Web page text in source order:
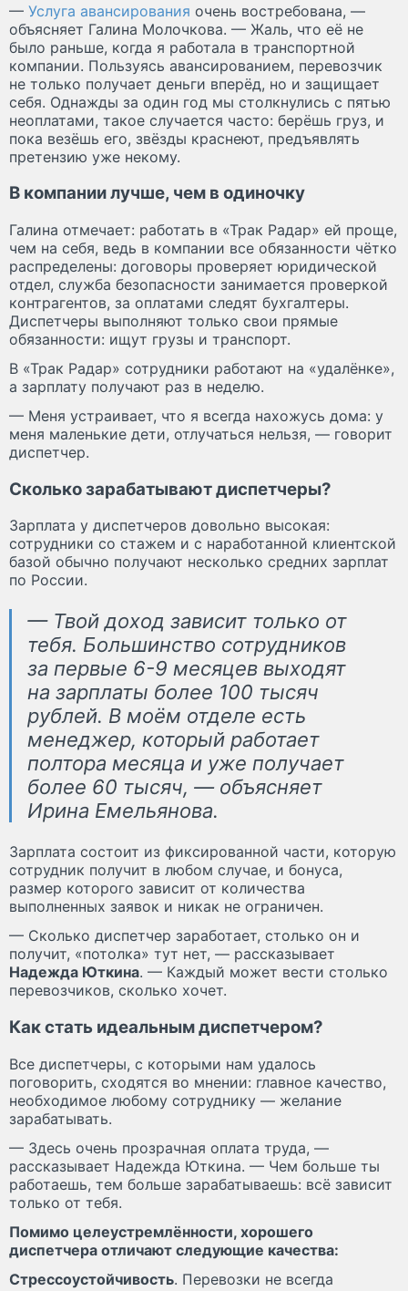
— Услуга авансирования очень востребована, —
объясняет Галина Молочкова. — Жаль, что её не
было раньше, когда я работала в транспортной
компании. Пользуясь авансированием, перевозчик
не только получает деньги вперёд, но и защищает
себя. Однажды за один год мы столкнулись с пятью
неоплатами, такое случается часто: берёшь груз, и
пока везёшь его, звёзды краснеют, предъявлять
претензию уже некому.
В компании лучше, чем в одиночку
Галина отмечает: работать в «Трак Радар» ей проще,
чем на себя, ведь в компании все обязанности чётко
распределены: договоры проверяет юридической
отдел, служба безопасности занимается проверкой
контрагентов, за оплатами следят бухгалтеры.
Диспетчеры выполняют только свои прямые
обязанности: ищут грузы и транспорт.
В «Трак Радар» сотрудники работают на «удалёнке»,
а зарплату получают раз в неделю.
— Меня устраивает, что я всегда нахожусь дома: у
меня маленькие дети, отлучаться нельзя, — говорит
диспетчер.
Сколько зарабатывают диспетчеры?
Зарплата у диспетчеров довольно высокая:
сотрудники со стажем и с наработанной клиентской
базой обычно получают несколько средних зарплат
по России.
— Твой доход зависит только от
тебя. Большинство сотрудников
за первые 6-9 месяцев выходят
на зарплаты более 100 тысяч
рублей. В моём отделе есть
менеджер, который работает
полтора месяца и уже получает
более 60 тысяч, — объясняет
Ирина Емельянова.
Зарплата состоит из фиксированной части, которую
сотрудник получит в любом случае, и бонуса,
размер которого зависит от количества
выполненных заявок и никак не ограничен.
— Сколько диспетчер заработает, столько он и
получит, «потолка» тут нет, — рассказывает
Надежда Юткина. — Каждый может вести столько
перевозчиков, сколько хочет.
Как стать идеальным диспетчером?
Все диспетчеры, с которыми нам удалось
поговорить, сходятся во мнении: главное качество,
необходимое любому сотруднику — желание
зарабатывать.
— Здесь очень прозрачная оплата труда, —
рассказывает Надежда Юткина. — Чем больше ты
работаешь, тем больше зарабатываешь: всё зависит
только от тебя.
Помимо целеустремлённости, хорошего
диспетчера отличают следующие качества:
Стрессоустойчивость. Перевозки не всегда